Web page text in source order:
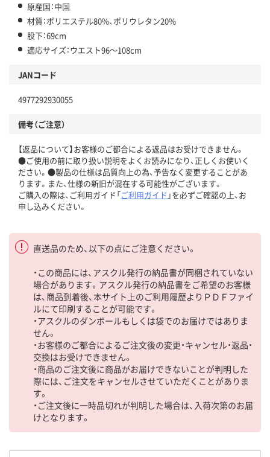
原産国：中国
材質：ポリエステル80%、ポリウレタン20%
股下：69cm
適応サイズ：ウエスト96～108cm
JANコード
4977292930055
備考（ご注意）
【返品について】お客様のご都合による返品はお受けできません。
●ご使用の前に取り扱い説明をよくお読みになり、正しくお使いく
ださい。●製品の仕様は品質向上の為、予告なく変更することがあ
ります。また、仕様の新旧が混在する可能性がございます。
ご購入の際は、ご利用ガイド「ご利用ガイド 」を必ずご確認の上、お
申し込みください。
直送品のため、以下の点にご注意ください。
・この商品には、アスクル発行の納品書が同梱されていない
場合があります。アスクル発行の納品書をご希望のお客様
は、商品到着後、本サイト上のご利用履歴よりＰＤＦファイ
ルにて印刷することが可能です。
・アスクルのダンボールもしくは袋でのお届けではありま
せん。
・お客様のご都合によるご注文後の変更・キャンセル・返品・
交換はお受けできません。
・商品のご注文後に商品がお届けできないことが判明した
際には、ご注文をキャンセルさせていただくことがありま
す。
・ご注文後に一時品切れが判明した場合は、入荷次第のお届
けとなります。